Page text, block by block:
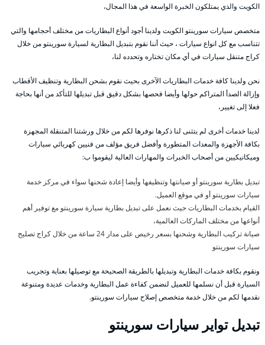
الكويت والذي يمتلكون الخبرة الواسعة في هذا المجال،
متخصص سيارات سورينتو الكويت ولدينا أجود أنواع البطاريات من مختلف أحجامها والتي
تتناسب مع كل انواع سيارات ، حيث أننا نقوم بتبديل البطارية لسيارة سورينتو من خلال
كراج متنقل سيارات في أي مكان تختاره وتحدده لنا،
نحن ولدينا كافة خدمات البطاريات الآخرى بحيث نقوم بشحن البطارية وتنظيف الأقطاب
وإزالة الصدأ المتراكم حولها وأيضا فحصها بشكل دقيق قبل تبديلها للتأكد من أنها بحاجة
فعلا إلى تغيير،
لدينا خدمات أخرى لم يتثنى لنا ذكرها نوفرها لكم من خلال ورشتنا المتنقلة المجهزة
بكافة الأجهزة والمعدات المتطورة وأفضل فريق مؤلف من فنيين كهربائي سيارات
وميكانيكيين من أصحاب الخبرات والمهارات العالية ليقوموا ب:
تبديل بطارية سورينتو أو صيانتها وتنظيفها وأيضا إعادة شحنها سواء في مركز خدمة
سيارات سورينتو أو في موقع العميل.
القيام بخدمات البطاريات حيث نعمل على تبديل بطارية سيارة سورينتو مع توفير أهم
أنواعها من مختلف الماركات العالمية،
صيانة تركيب البطارية وشحنها بسعر رخيص على مدار 24 ساعة من خلال كراج تصليح
سيارات سورينتو
ونقوم بكافة خدمات البطارية وتبديلها بالطريقة الصحيحة مع توصيلها بعناية وتجريب
السيارة قبل أن نسلمها للعميل لنضمن كفاءة عمل البطارية وخدمات عديدة ومتنوعة
نقدمها لكم من خلال خدمة متخصص إصلاح سيارات سورينتو.
تبديل تواير سيارات سورينتو